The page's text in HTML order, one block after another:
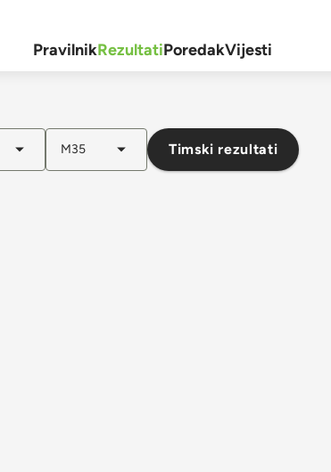
PravilnikRezultatiPoredakVijesti
M35 Timski rezultati